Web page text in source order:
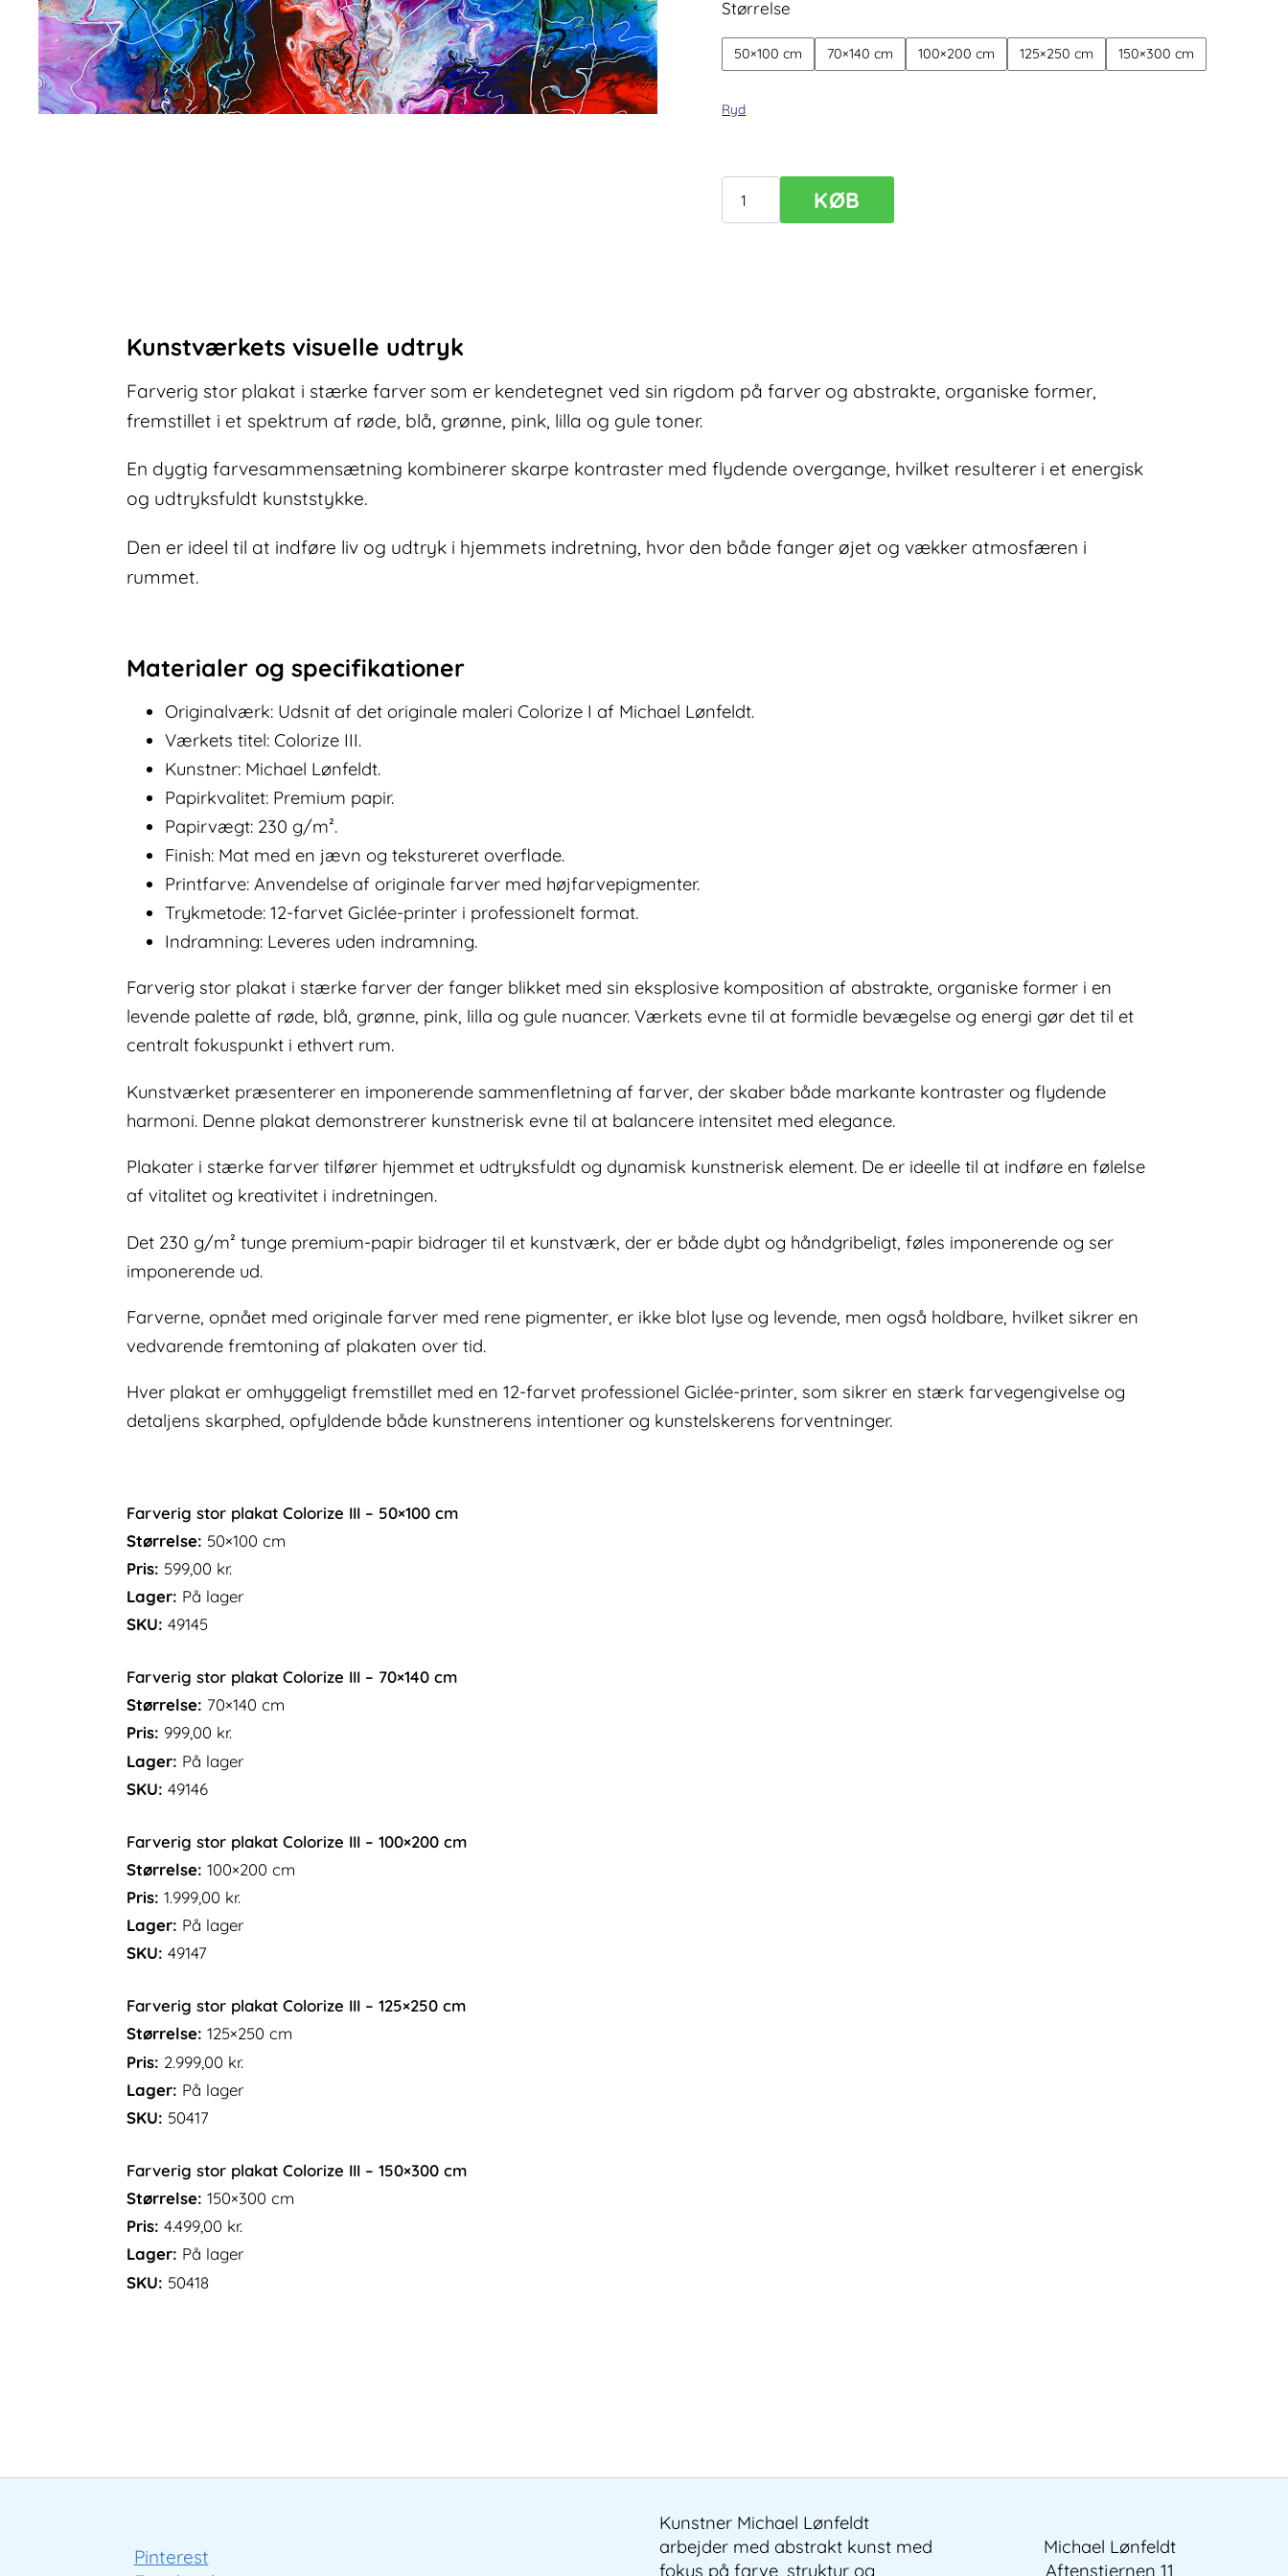
Størrelse
50×100 cm 70×140 cm 100×200 cm 125×250 cm 150×300 cm
Ryd
Farverig
KØB
Kunstværkets visuelle udtryk
Farverig stor plakat i stærke farver som er kendetegnet ved sin rigdom på farver og abstrakte, organiske former,
fremstillet i et spektrum af røde, blå, grønne, pink, lilla og gule toner.
En dygtig farvesammensætning kombinerer skarpe kontraster med flydende overgange, hvilket resulterer i et energisk
og udtryksfuldt kunststykke.
Den er ideel til at indføre liv og udtryk i hjemmets indretning, hvor den både fanger øjet og vækker atmosfæren i
rummet.
Materialer og specifikationer
Originalværk: Udsnit af det originale maleri Colorize I af Michael Lønfeldt.
Værkets titel: Colorize III.
Kunstner: Michael Lønfeldt.
Papirkvalitet: Premium papir.
Papirvægt: 230 g/m².
Finish: Mat med en jævn og tekstureret overflade.
Printfarve: Anvendelse af originale farver med højfarvepigmenter.
Trykmetode: 12-farvet Giclée-printer i professionelt format.
Indramning: Leveres uden indramning.
Farverig stor plakat i stærke farver der fanger blikket med sin eksplosive komposition af abstrakte, organiske former i en
levende palette af røde, blå, grønne, pink, lilla og gule nuancer. Værkets evne til at formidle bevægelse og energi gør det til et
centralt fokuspunkt i ethvert rum.
Kunstværket præsenterer en imponerende sammenfletning af farver, der skaber både markante kontraster og flydende
harmoni. Denne plakat demonstrerer kunstnerisk evne til at balancere intensitet med elegance.
Plakater i stærke farver tilfører hjemmet et udtryksfuldt og dynamisk kunstnerisk element. De er ideelle til at indføre en følelse
af vitalitet og kreativitet i indretningen.
Det 230 g/m² tunge premium-papir bidrager til et kunstværk, der er både dybt og håndgribeligt, føles imponerende og ser
imponerende ud.
Farverne, opnået med originale farver med rene pigmenter, er ikke blot lyse og levende, men også holdbare, hvilket sikrer en
vedvarende fremtoning af plakaten over tid.
Hver plakat er omhyggeligt fremstillet med en 12-farvet professionel Giclée-printer, som sikrer en stærk farvegengivelse og
detaljens skarphed, opfyldende både kunstnerens intentioner og kunstelskerens forventninger.
Farverig stor plakat Colorize III – 50×100 cm
Størrelse: 50×100 cm
Pris: 599,00 kr.
Lager: På lager
SKU: 49145
Farverig stor plakat Colorize III – 70×140 cm
Størrelse: 70×140 cm
Pris: 999,00 kr.
Lager: På lager
SKU: 49146
Farverig stor plakat Colorize III – 100×200 cm
Størrelse: 100×200 cm
Pris: 1.999,00 kr.
Lager: På lager
SKU: 49147
Farverig stor plakat Colorize III – 125×250 cm
Størrelse: 125×250 cm
Pris: 2.999,00 kr.
Lager: På lager
SKU: 50417
Farverig stor plakat Colorize III – 150×300 cm
Størrelse: 150×300 cm
Pris: 4.499,00 kr.
Lager: På lager
SKU: 50418
Pinterest
Kunstner Michael Lønfeldt
arbejder med abstrakt kunst med
fokus på farve, struktur og
Michael Lønfeldt
Aftenstjernen 11